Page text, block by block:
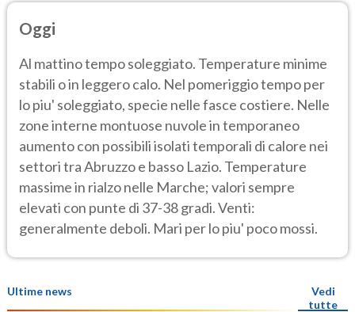
Oggi
Al mattino tempo soleggiato. Temperature minime
stabili o in leggero calo. Nel pomeriggio tempo per
lo piu' soleggiato, specie nelle fasce costiere. Nelle
zone interne montuose nuvole in temporaneo
aumento con possibili isolati temporali di calore nei
settori tra Abruzzo e basso Lazio. Temperature
massime in rialzo nelle Marche; valori sempre
elevati con punte di 37-38 gradi. Venti:
generalmente deboli. Mari per lo piu' poco mossi.
Ultime news
Vedi
tutte